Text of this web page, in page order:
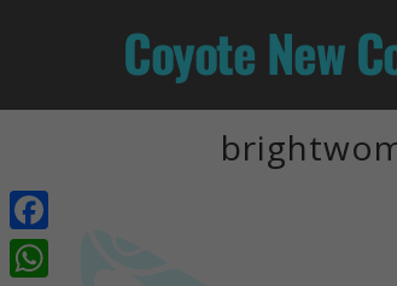
Coyote New
Facebook